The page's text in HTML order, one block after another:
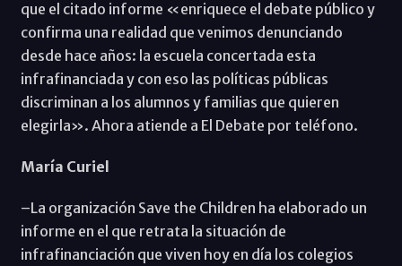
que el citado informe «enriquece el debate público y
confirma una realidad que venimos denunciando
desde hace años: la escuela concertada esta
infrafinanciada y con eso las políticas públicas
discriminan a los alumnos y familias que quieren
elegirla». Ahora atiende a El Debate por teléfono.
María Curiel
–La organización Save the Children ha elaborado un
informe en el que retrata la situación de
infrafinanciación que viven hoy en día los colegios